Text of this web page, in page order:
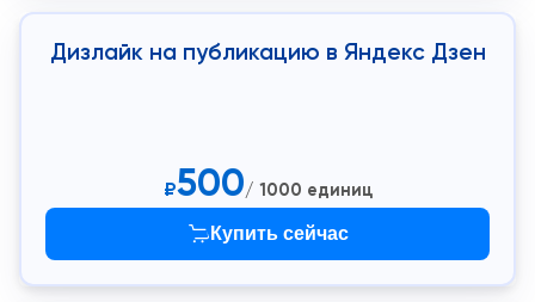
Дизлайк на публикацию в Яндекс Дзен
₽500/ 1000 единиц
Купить сейчас